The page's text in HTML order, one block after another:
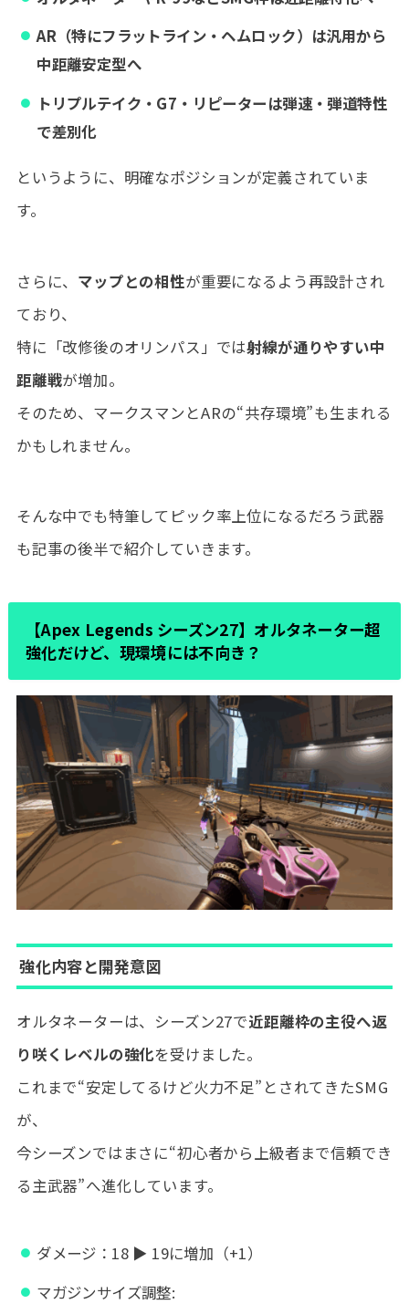
AR（特にフラットライン・ヘムロック）は汎用から
中距離安定型へ
トリプルテイク・G7・リピーターは弾速・弾道特性
で差別化
というように、明確なポジションが定義されていま
す。
さらに、 マップとの相性が重要になるよう再設計され
ており、
特に「改修後のオリンパス」では射線が通りやすい中
距離戦が増加。
そのため、マークスマンとARの“共存環境”も生まれる
かもしれません。
そんな中でも特筆してピック率上位になるだろう武器
も記事の後半で紹介していきます。
【Apex Legends シーズン27】オルタネーター超
強化だけど、現環境には不向き？
強化内容と開発意図
オルタネーターは、シーズン27で近距離枠の主役へ返
り咲くレベルの強化を受けました。
これまで“安定してるけど火力不足”とされてきたSMG
が、
今シーズンではまさに“初心者から上級者まで信頼でき
る主武器”へ進化しています。
ダメージ：18 ▶ 19に増加（+1）
マガジンサイズ調整: